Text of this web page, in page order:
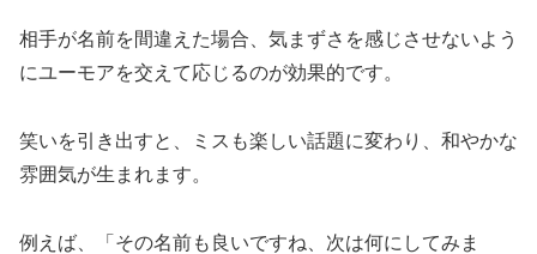
相手が名前を間違えた場合、気まずさを感じさせないよう
にユーモアを交えて応じるのが効果的です。
笑いを引き出すと、ミスも楽しい話題に変わり、和やかな
雰囲気が生まれます。
例えば、「その名前も良いですね、次は何にしてみま